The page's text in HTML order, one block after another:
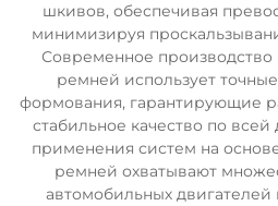
шкивов, обеспечивая
минимизируя
Современное
ремней использует
формования, гарантирующие
стабильное качество по
применения систем на
ремней охватывают
автомобильных двигателей